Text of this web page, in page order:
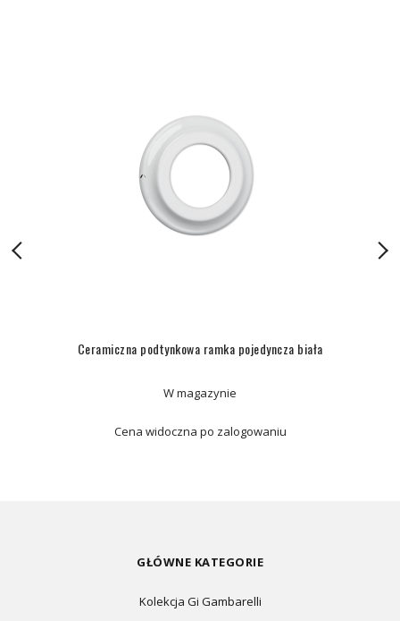
Ceramiczna podtynkowa ramka pojedyncza biała
W magazynie
Cena widoczna po zalogowaniu
GŁÓWNE KATEGORIE
Kolekcja Gi Gambarelli